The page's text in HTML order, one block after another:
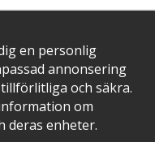
MED
en personlig
annonsering
och säkra.
om
deras enheter.